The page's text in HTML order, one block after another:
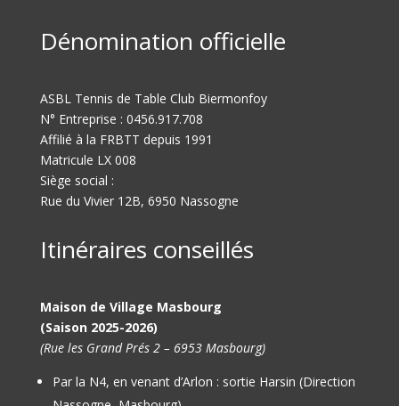
Dénomination officielle
ASBL Tennis de Table Club Biermonfoy
N° Entreprise : 0456.917.708
Affilié à la FRBTT depuis 1991
Matricule LX 008
Siège social :
Rue du Vivier 12B, 6950 Nassogne
Itinéraires conseillés
Maison de Village Masbourg
(Saison 2025-2026)
(Rue les Grand Prés 2 – 6953 Masbourg)
Par la N4, en venant d’Arlon : sortie Harsin (Direction